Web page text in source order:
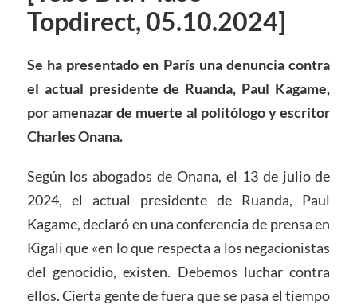
Topdirect, 05.10.2024]
Se ha presentado en París una denuncia contra
el actual presidente de Ruanda, Paul Kagame,
por amenazar de muerte al politólogo y escritor
Charles Onana.
Según los abogados de Onana, el 13 de julio de
2024, el actual presidente de Ruanda, Paul
Kagame, declaró en una conferencia de prensa en
Kigali que «en lo que respecta a los negacionistas
del genocidio, existen. Debemos luchar contra
ellos. Cierta gente de fuera que se pasa el tiempo